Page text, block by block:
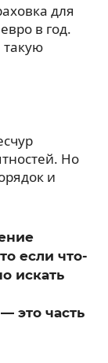
для
в год.
Но
и
если что-
искать
это часть